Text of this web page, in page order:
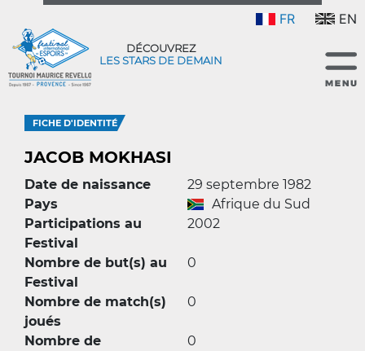
FR EN
DÉCOUVREZ
LES STARS DE DEMAIN
FICHE D'IDENTITÉ
JACOB MOKHASI
Date de naissance
29 septembre 1982
Pays
Afrique du Sud
Participations au
Festival
2002
Nombre de but(s) au
Festival
0
Nombre de match(s)
joués
0
Nombre de
0